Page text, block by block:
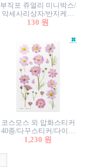
부직포 쥬얼리 미니박스/
악세사리상자/반지케이
스/반지상자/귀걸이상자/
130 원
코스모스 외 압화스티커
40종/다꾸스티커/다이어
리꾸미기/꽃스티커/자연
1,230 원